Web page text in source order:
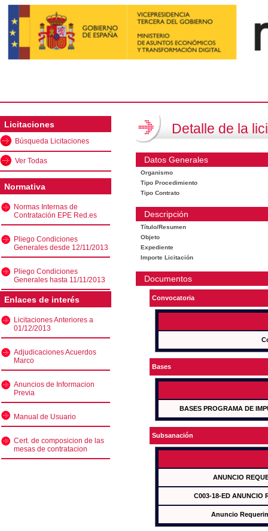
Licitaciones
Búsqueda Licitaciones
Ver Todas
Normativa
Normas Internas de
Contratación EPE Red.es
Pliego Condiciones
Generales desde 12/11/2013
Pliego Condiciones
Generales hasta 11/11/2013
Enlaces de interés
Licitaciones Anteriores a
01/12/2013
Adjudicaciones Acuerdos
Marco
Anuncios de Informacion
Previa
Manual de Usuario
Cert. de composicion de las
mesas de contratacion
Detalle de la
Datos Generales
Organismo
Tipo Procedimiento
Tipo Contrato
Descripción
Título/Resumen
Objeto
Expediente
Importe Licitación
Documentos
Convocatoria
Bases
BASES PROGRAMA DE
Subsanación
ANUNCIO
C003-18-ED ANUNCIO
Anuncio